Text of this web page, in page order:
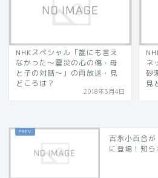
NHKスペシャル「誰にも言え
なかった～震災の心の傷・母
と子の対話～」の再放送・見
どころは？
2018年3月4日
ネ
砂
見
吉永小百合が
に登場！知